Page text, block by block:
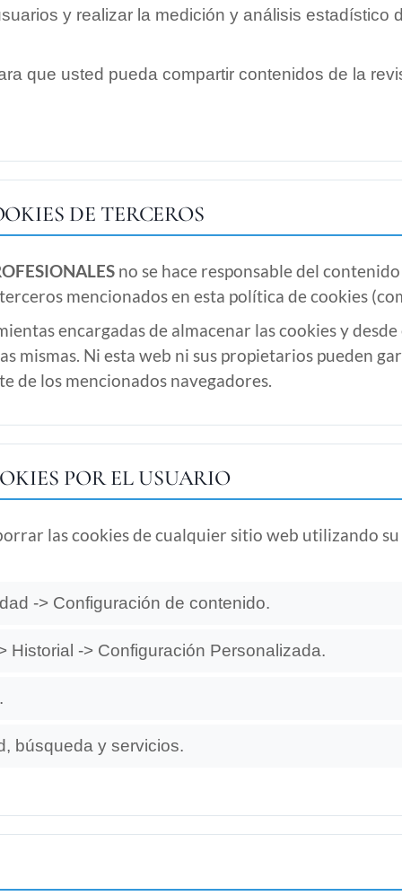
y realizar la medición y análisis estadístico
que usted pueda compartir contenidos de la
DE TERCEROS
no se hace responsable del
mencionados en esta política de cookies
encargadas de almacenar las cookies y
mismas. Ni esta web ni sus propietarios pueden
de los mencionados navegadores.
POR EL USUARIO
las cookies de cualquier sitio web utilizando
-> Configuración de contenido.
Historial -> Configuración Personalizada.
búsqueda y servicios.